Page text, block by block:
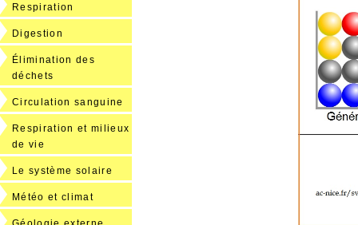
Respiration
Digestion
Élimination des
déchets
Circulation sanguine
Respiration et milieux
de vie
Le système solaire
Météo et climat